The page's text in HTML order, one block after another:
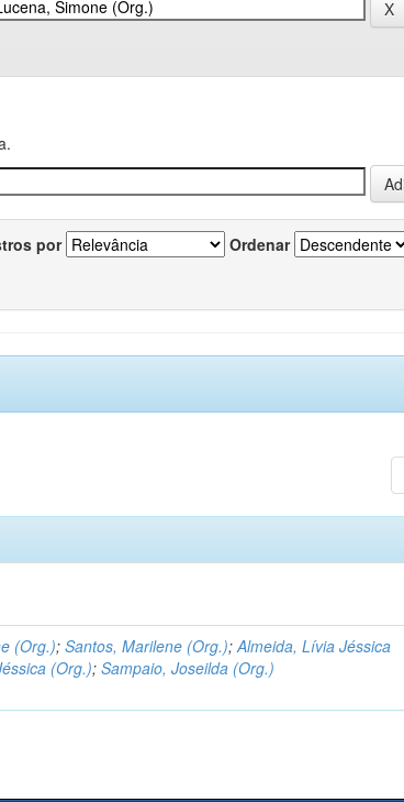
por Ordenar
(Org.);Santos, Marilene (Org.);Almeida, Lívia Jéssica
(Org.);Sampaio, Joseilda (Org.)